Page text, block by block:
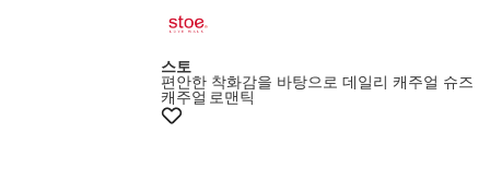
스토
편안한 착화감을 바탕으로 데일리 캐주얼 슈즈
캐주얼 로맨틱